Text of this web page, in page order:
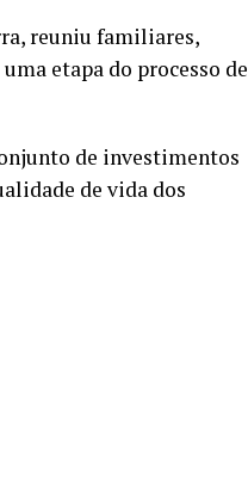
reuniu familiares,
etapa do processo de
de investimentos
de vida dos